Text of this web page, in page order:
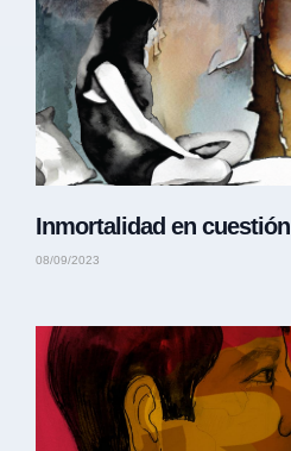
Inmortalidad en cuestión
08/09/2023